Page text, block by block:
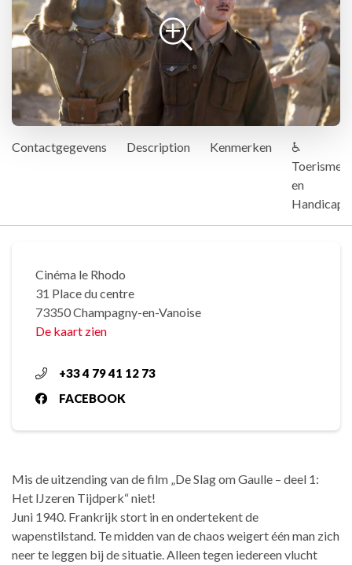
Contactgegevens Description Kenmerken
♿
Toerisme
en
Handicap
Cinéma le Rhodo
31 Place du centre
73350 Champagny-en-Vanoise
De kaart zien
+33 4 79 41 12 73
FACEBOOK
Mis de uitzending van de film „De Slag om Gaulle – deel 1:
Het IJzeren Tijdperk“ niet!
Juni 1940. Frankrijk stort in en ondertekent de
wapenstilstand. Te midden van de chaos weigert één man zich
neer te leggen bij de situatie. Alleen tegen iedereen vlucht